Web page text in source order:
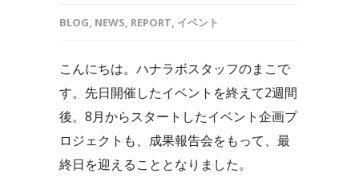
BLOG, NEWS, REPORT, イベント
こんにちは。ハナラボスタッフのまこで
す。先日開催したイベントを終えて2週間
後。8月からスタートしたイベント企画プ
ロジェクトも、成果報告会をもって、最
終日を迎えることとなりました。